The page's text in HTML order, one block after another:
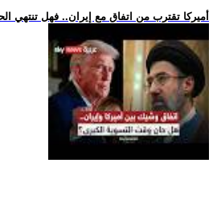
.. أميركا تقترب من اتفاق مع إيران.. فهل تنتهي